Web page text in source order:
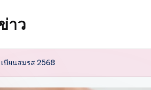
าว
บียนสมรส 2568